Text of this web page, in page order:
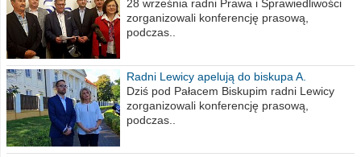
na 2021 rok
28 września radni Prawa i Sprawiedliwości
zorganizowali konferencję prasową,
podczas..
Radni Lewicy apelują do biskupa A.
Wiesława Meringa
Dziś pod Pałacem Biskupim radni Lewicy
zorganizowali konferencję prasową,
podczas..